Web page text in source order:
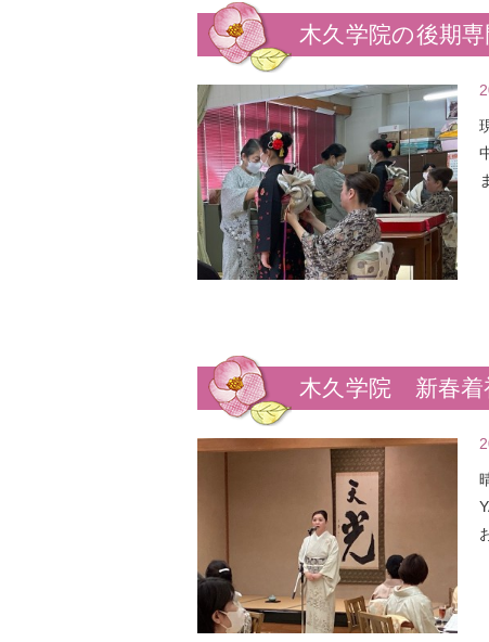
木久学院の後期
木久学院 新春着